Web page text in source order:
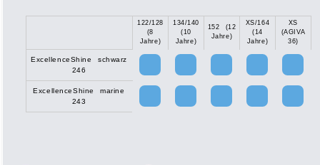
122/128
(8
Jahre)
134/140
(10
Jahre)
152 (12
Jahre)
XS/164
(14
Jahre)
XS
(AGIVA
36)
ExcellenceShine schwarz
246
ExcellenceShine marine
243